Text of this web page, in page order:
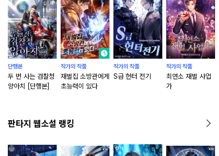
단행본
두 번 사는 검찰청
양아치 [단행본]
작가의 작품
재벌집 소방관에게
초능력이 있다
작가의 작품
S급 헌터 전기
작가의 작품
최연소 재벌 사업
가
판타지 웹소설 랭킹